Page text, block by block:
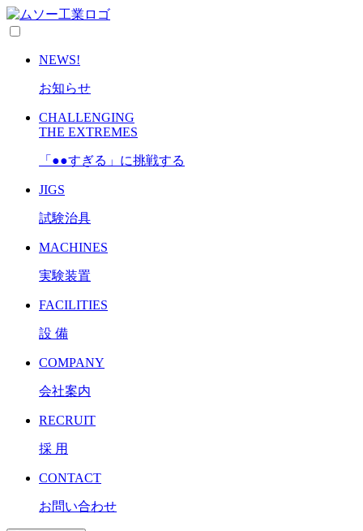
NEWS!
お知らせ
CHALLENGING
THE EXTREMES
「●●すぎる」に挑戦する
JIGS
試験治具
MACHINES
実験装置
FACILITIES
設 備
COMPANY
会社案内
RECRUIT
採 用
CONTACT
お問い合わせ